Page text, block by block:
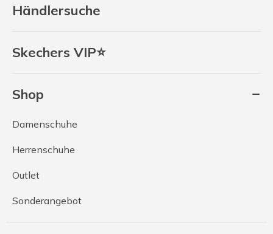
Händlersuche
Skechers VIP⭐
Shop
Damenschuhe
Herrenschuhe
Outlet
Sonderangebot